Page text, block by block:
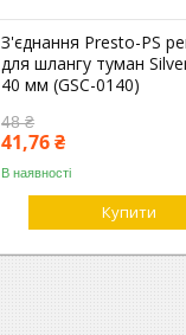
З'єднання Presto-PS
для шлангу туман
40 мм (GSC-0140)
48 ₴
41,76 ₴
В наявності
Купити